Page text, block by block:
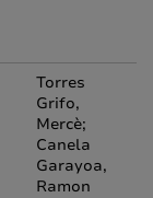
Torres
Grifo,
Mercè;
Canela
Garayoa,
Ramon